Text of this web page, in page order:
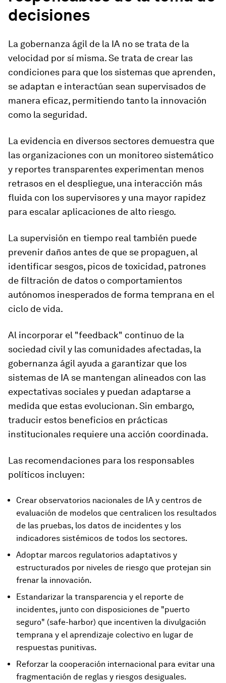
decisiones
La gobernanza ágil de la IA no se trata de la
velocidad por sí misma. Se trata de crear las
condiciones para que los sistemas que aprenden,
se adaptan e interactúan sean supervisados de
manera eficaz, permitiendo tanto la innovación
como la seguridad.
La evidencia en diversos sectores demuestra que
las organizaciones con un monitoreo sistemático
y reportes transparentes experimentan menos
retrasos en el despliegue, una interacción más
fluida con los supervisores y una mayor rapidez
para escalar aplicaciones de alto riesgo.
La supervisión en tiempo real también puede
prevenir daños antes de que se propaguen, al
identificar sesgos, picos de toxicidad, patrones
de filtración de datos o comportamientos
autónomos inesperados de forma temprana en el
ciclo de vida.
Al incorporar el "feedback" continuo de la
sociedad civil y las comunidades afectadas, la
gobernanza ágil ayuda a garantizar que los
sistemas de IA se mantengan alineados con las
expectativas sociales y puedan adaptarse a
medida que estas evolucionan. Sin embargo,
traducir estos beneficios en prácticas
institucionales requiere una acción coordinada.
Las recomendaciones para los responsables
políticos incluyen:
Crear observatorios nacionales de IA y centros de
evaluación de modelos que centralicen los resultados
de las pruebas, los datos de incidentes y los
indicadores sistémicos de todos los sectores.
Adoptar marcos regulatorios adaptativos y
estructurados por niveles de riesgo que protejan sin
frenar la innovación.
Estandarizar la transparencia y el reporte de
incidentes, junto con disposiciones de "puerto
seguro" (safe-harbor) que incentiven la divulgación
temprana y el aprendizaje colectivo en lugar de
respuestas punitivas.
Reforzar la cooperación internacional para evitar una
fragmentación de reglas y riesgos desiguales.